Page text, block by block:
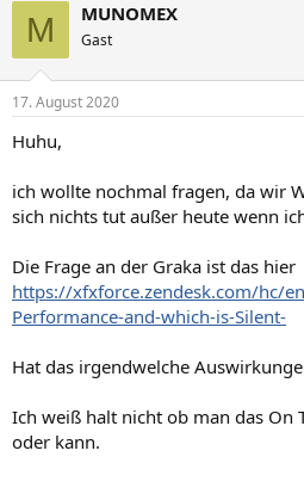
M MUNOMEX
Gast
17. August 2020
Huhu,
ich wollte nochmal fragen, da wir
sich nichts tut außer heute wenn
Die Frage an der Graka ist das hier
https://xfxforce.zendesk.com/hc/
Performance-and-which-is-Silent-
Hat das irgendwelche
Ich weiß halt nicht ob man das On
oder kann.